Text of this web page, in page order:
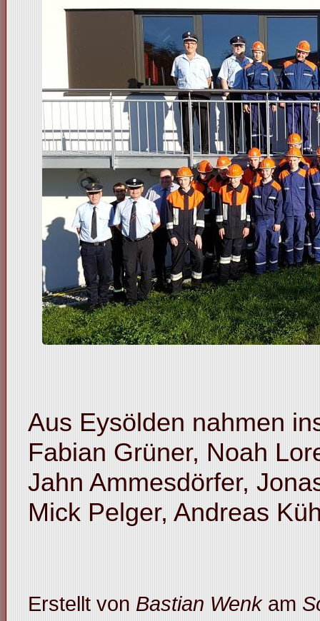
Aus Eysölden nahmen
Fabian Grüner, Noah
Jahn Ammesdörfer,
Mick Pelger, Andreas
Erstellt von Bastian Wenkam